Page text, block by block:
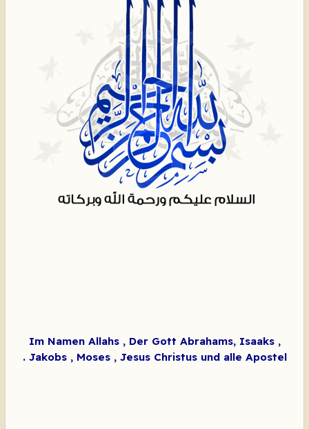
Im Namen Allahs , Der Gott Abrahams, Isaaks ,
Jakobs , Moses , Jesus Christus und alle Apostel .